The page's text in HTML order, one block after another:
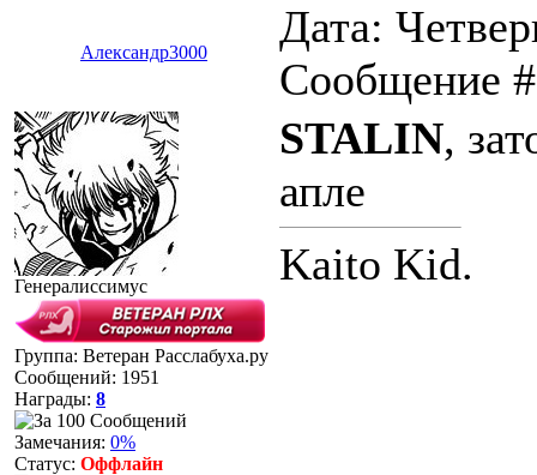
Александр3000
Дата:
Сообщение
Генералиссимус
Группа: Ветеран Расслабуха.ру
Сообщений: 1951
Награды: 8
Замечания: 0%
Статус: Оффлайн
STALIN,
апле
Kaito Kid.